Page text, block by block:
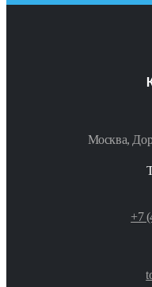
Москва,
+7